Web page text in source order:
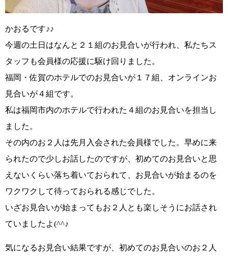
かおるです♪♪
今週の土日はなんと２１組のお見合いが行われ、私たちス
タッフも会員様の応援に駆け回りました。
福岡・佐賀のホテルでのお見合いが１７組、オンラインお
見合いが４組です。
私は福岡市内のホテルで行われた４組のお見合いを担当し
ました。
その内のお２人は先月入会された会員様でした。早めに来
られたので少しお話したのですが、初めてのお見合いと思
えないくらい落ち着いておられて、お見合いが始まるのを
ワクワクして待っておられる感じでした。
いざお見合いが始まってもお２人とも楽しそうにお話され
ていましたよ(^^♪
気になるお見合い結果ですが、初めてのお見合いのお２人